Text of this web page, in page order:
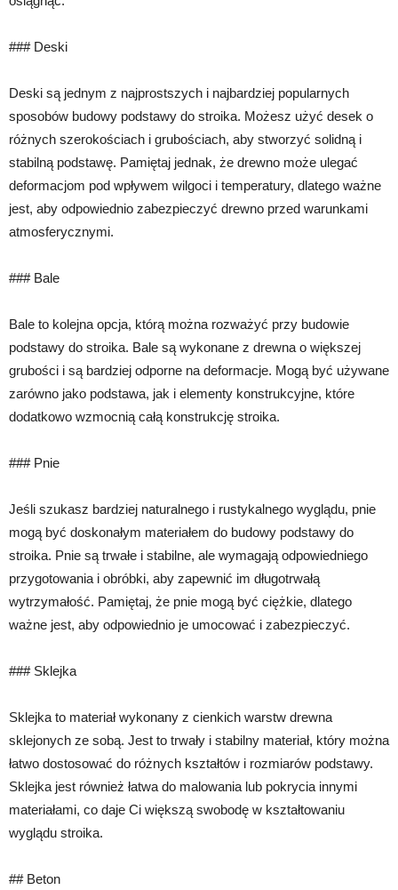
### Deski
Deski są jednym z najprostszych i najbardziej popularnych
sposobów budowy podstawy do stroika. Możesz użyć desek o
różnych szerokościach i grubościach, aby stworzyć solidną i
stabilną podstawę. Pamiętaj jednak, że drewno może ulegać
deformacjom pod wpływem wilgoci i temperatury, dlatego ważne
jest, aby odpowiednio zabezpieczyć drewno przed warunkami
atmosferycznymi.
### Bale
Bale to kolejna opcja, którą można rozważyć przy budowie
podstawy do stroika. Bale są wykonane z drewna o większej
grubości i są bardziej odporne na deformacje. Mogą być używane
zarówno jako podstawa, jak i elementy konstrukcyjne, które
dodatkowo wzmocnią całą konstrukcję stroika.
### Pnie
Jeśli szukasz bardziej naturalnego i rustykalnego wyglądu, pnie
mogą być doskonałym materiałem do budowy podstawy do
stroika. Pnie są trwałe i stabilne, ale wymagają odpowiedniego
przygotowania i obróbki, aby zapewnić im długotrwałą
wytrzymałość. Pamiętaj, że pnie mogą być ciężkie, dlatego
ważne jest, aby odpowiednio je umocować i zabezpieczyć.
### Sklejka
Sklejka to materiał wykonany z cienkich warstw drewna
sklejonych ze sobą. Jest to trwały i stabilny materiał, który można
łatwo dostosować do różnych kształtów i rozmiarów podstawy.
Sklejka jest również łatwa do malowania lub pokrycia innymi
materiałami, co daje Ci większą swobodę w kształtowaniu
wyglądu stroika.
## Beton